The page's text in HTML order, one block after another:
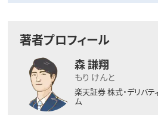
著者プロフィール
森 謙翔
もり けんと
楽天証券 株式・デリバ
ム